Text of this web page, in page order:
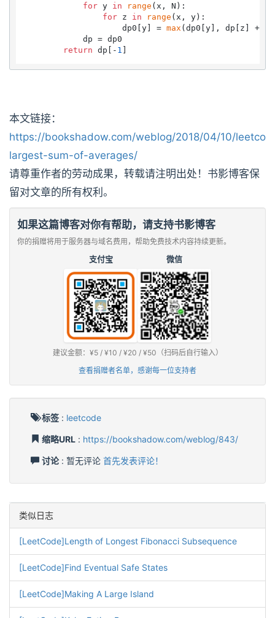
for y in range (x, N):
for z in range (x, y):
                    dp0[y] =
max (dp0[y], dp[z] +
            dp = dp0
return dp[- 1
本文链接：
https://bookshadow.com/weblog/2018/04/10/
largest-sum-of-averages/
请尊重作者的劳动成果，转载请注明出处！书影博客保
留对文章的所有权利。
如果这篇博客对你有帮助，请支持书影博客
你的捐赠将用于服务器与域名费用，帮助免费技术内容持续更新。
支付宝 微信
建议金额：¥5 / ¥10 / ¥20 / ¥50（扫码后自行输入）
查看捐赠者名单，感谢每一位支持者
标签 : leetcode
缩略URL : https://bookshadow.com/weblog/843/
讨论: 暂无评论 首先发表评论！
类似日志
[LeetCode]Length of Longest Fibonacci Subsequence
[LeetCode]Find Eventual Safe States
[LeetCode]Making A Large Island